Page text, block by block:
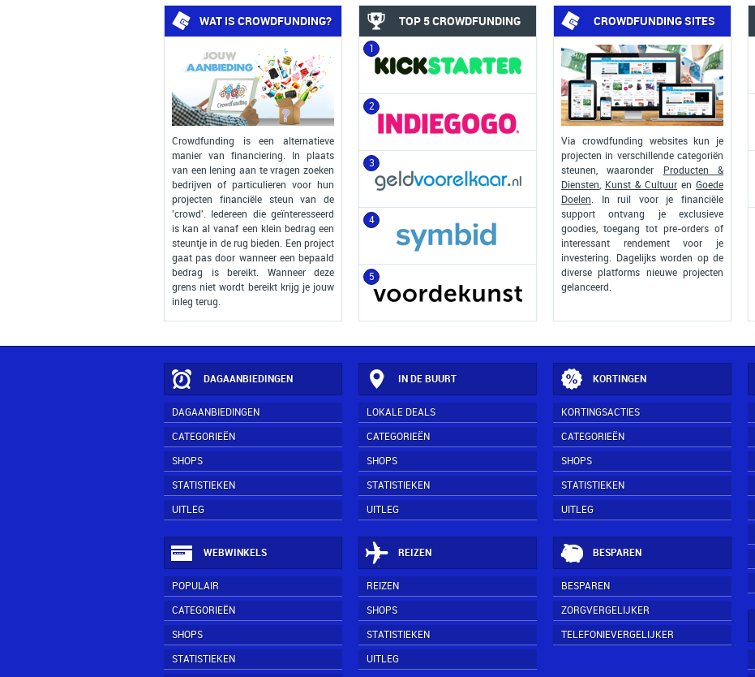
WAT IS CROWDFUNDING?
Crowdfunding is een alternatieve
manier van financiering. In plaats
van een lening aan te vragen zoeken
bedrijven of particulieren voor hun
projecten financiële steun van de
'crowd'. Iedereen die geïnteresseerd
is kan al vanaf een klein bedrag een
steuntje in de rug bieden. Een project
gaat pas door wanneer een bepaald
bedrag is bereikt. Wanneer deze
grens niet wordt bereikt krijg je jouw
inleg terug.
TOP 5 CROWDFUNDING
1
2
3
4
5
CROWDFUNDING SITES
Via crowdfunding websites kun je
projecten in verschillende categoriën
steunen, waaronder
Producten &
Diensten, Kunst & Cultuur en Goede
Doelen. In ruil voor je financiële
support ontvang je exclusieve
goodies, toegang tot pre-orders of
interessant rendement voor je
investering. Dagelijks worden op de
diverse platforms nieuwe projecten
gelanceerd.
DAGAANBIEDINGEN
DAGAANBIEDINGEN
CATEGORIEËN
SHOPS
STATISTIEKEN
UITLEG
IN DE BUURT
LOKALE DEALS
CATEGORIEËN
SHOPS
STATISTIEKEN
UITLEG
KORTINGEN
KORTINGSACTIES
CATEGORIEËN
SHOPS
STATISTIEKEN
UITLEG
WEBWINKELS
POPULAIR
CATEGORIEËN
SHOPS
STATISTIEKEN
REIZEN
REIZEN
SHOPS
STATISTIEKEN
UITLEG
BESPAREN
BESPAREN
ZORGVERGELIJKER
TELEFONIEVERGELIJKER